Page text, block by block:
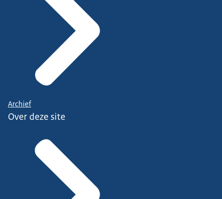
Archief
Over deze site